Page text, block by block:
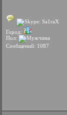
Город:
Пол:
Сообщений: 1087